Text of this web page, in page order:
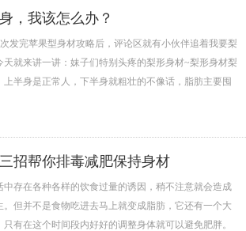
，我该怎么办？
发完苹果型身材攻略后，评论区就有小伙伴追着我要梨
天就来讲一讲：妹子们特别头疼的梨形身材~梨形身材梨
上半身是正常人，下半身就粗壮的不像话，脂肪主要囤
招帮你排毒减肥保持身材
存在各种各样的饮食过量的诱因，稍不注意就会造成
。但并不是食物吃进去马上就变成脂肪，它还有一个大
有在这个时间段内好好的调整身体就可以避免肥胖。